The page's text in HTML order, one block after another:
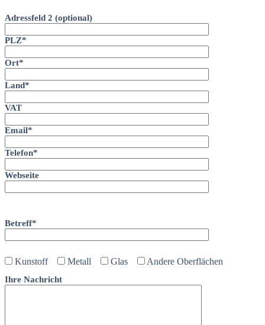
Adressfeld 2 (optional)
PLZ*
Ort*
Land*
VAT
Email*
Telefon*
Webseite
Betreff*
Kunstoff Metall Glas Andere Oberflächen
Ihre Nachricht